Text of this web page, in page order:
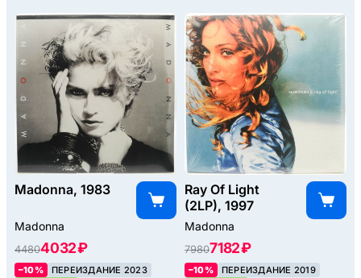
Madonna, 1983
Madonna
44804032 ₽
–10%
ПЕРЕИЗДАНИЕ 2023
Ray Of Light
(2LP), 1997
Madonna
79807182 ₽
–10%
ПЕРЕИЗДАНИЕ 2019